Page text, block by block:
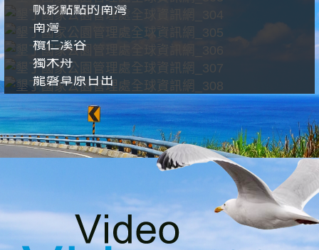
帆影點點的南灣
南灣
欖仁溪谷
獨木舟
龍磐草原日出